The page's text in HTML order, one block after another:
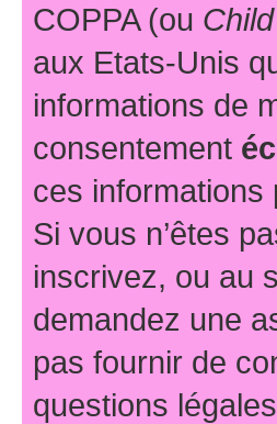
COPPA (ou
aux Etats-Unis
informations de
consentement
ces informations
Si vous n’êtes
inscrivez, ou au
demandez une
pas fournir de
questions